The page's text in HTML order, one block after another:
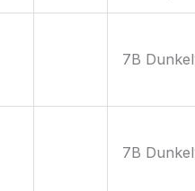
7B
7B